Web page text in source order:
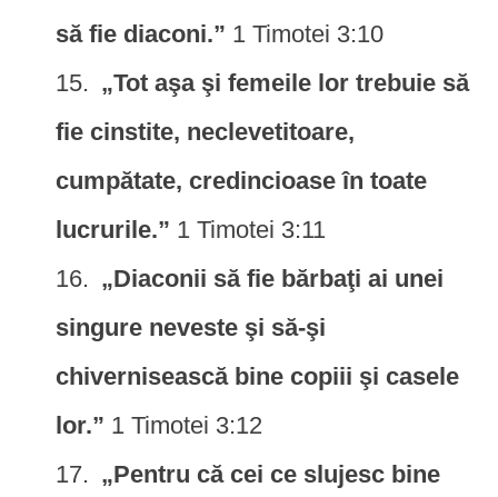
să fie diaconi.” 1 Timotei 3:10
„Tot aşa şi femeile lor trebuie să
fie cinstite, neclevetitoare,
cumpătate, credincioase în toate
lucrurile.” 1 Timotei 3:11
„Diaconii să fie bărbaţi ai unei
singure neveste şi să-şi
chivernisească bine copiii şi casele
lor.” 1 Timotei 3:12
„Pentru că cei ce slujesc bine